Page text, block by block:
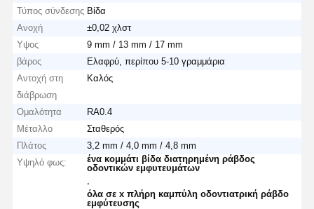
Τύπος σύνδεσης Βίδα
Ανοχή
±0,02 χλστ
Υψος
9 mm / 13 mm / 17 mm
βάρος
Ελαφρύ, περίπου 5-10 γραμμάρια
Αντοχή στη
διάβρωση
Καλός
Ομαλότητα
RA0.4
Μέταλλο
Σταθερός
Πλάτος
3,2 mm / 4,0 mm / 4,8 mm
Υψηλό φως:
ένα κομμάτι βίδα διατηρημένη ράβδος
οδοντικών εμφυτευμάτων
όλα σε x πλήρη καμπύλη οδοντιατρική ράβδο
εμφύτευσης